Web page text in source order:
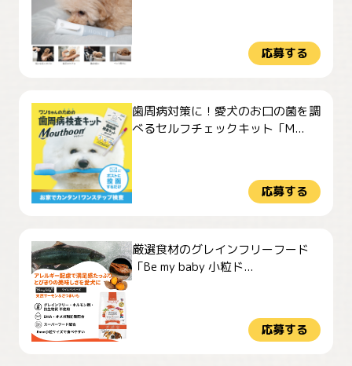
応募する
歯周病対策に！愛犬のお口の菌を調
べるセルフチェックキット「M...
応募する
厳選食材のグレインフリーフード
「Be my baby 小粒ド...
応募する